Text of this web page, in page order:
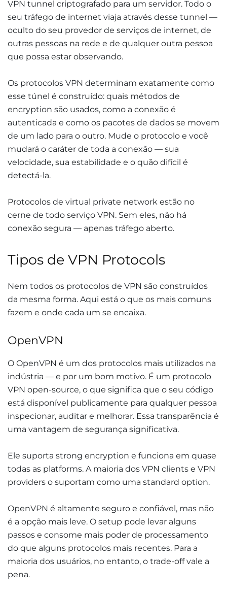
VPN tunnel criptografado para um servidor. Todo o
seu tráfego de internet viaja através desse tunnel —
oculto do seu provedor de serviços de internet, de
outras pessoas na rede e de qualquer outra pessoa
que possa estar observando.
Os protocolos VPN determinam exatamente como
esse túnel é construído: quais métodos de
encryption são usados, como a conexão é
autenticada e como os pacotes de dados se movem
de um lado para o outro. Mude o protocolo e você
mudará o caráter de toda a conexão — sua
velocidade, sua estabilidade e o quão difícil é
detectá-la.
Protocolos de virtual private network estão no
cerne de todo serviço VPN. Sem eles, não há
conexão segura — apenas tráfego aberto.
Tipos de VPN Protocols
Nem todos os protocolos de VPN são construídos
da mesma forma. Aqui está o que os mais comuns
fazem e onde cada um se encaixa.
OpenVPN
O OpenVPN é um dos protocolos mais utilizados na
indústria — e por um bom motivo. É um protocolo
VPN open-source, o que significa que o seu código
está disponível publicamente para qualquer pessoa
inspecionar, auditar e melhorar. Essa transparência é
uma vantagem de segurança significativa.
Ele suporta strong encryption e funciona em quase
todas as platforms. A maioria dos VPN clients e VPN
providers o suportam como uma standard option.
OpenVPN é altamente seguro e confiável, mas não
é a opção mais leve. O setup pode levar alguns
passos e consome mais poder de processamento
do que alguns protocolos mais recentes. Para a
maioria dos usuários, no entanto, o trade-off vale a
pena.